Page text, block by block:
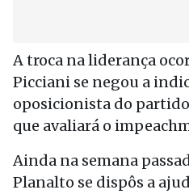
A troca na liderança
Picciani se negou a
oposicionista do
que avaliará o
Ainda na semana
Planalto se dispôs a